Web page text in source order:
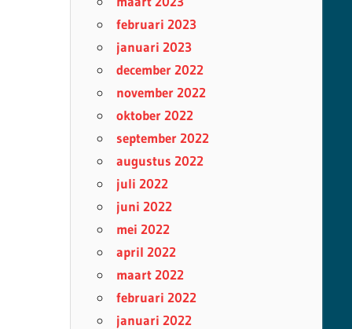
februari 2023
januari 2023
december 2022
november 2022
oktober 2022
september 2022
augustus 2022
juli 2022
juni 2022
mei 2022
april 2022
maart 2022
februari 2022
januari 2022